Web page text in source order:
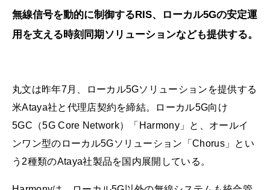
無線信号を動的に制御するRIS、ローカル5Gの安定運
用を支える時刻同期ソリューションなども提供する。
丸文は昨年7月、ローカル5Gソリューションを提供する
米Ataya社と代理店契約を締結。ローカル5G向け
5GC（5G Core Network）「Harmony」と、オールイ
ンワン型のローカル5Gソリューション「Chorus」とい
う2種類のAtaya社製品を国内展開している。